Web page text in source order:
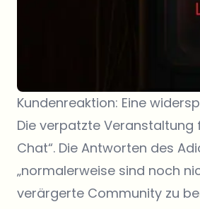
Kundenreaktion: Eine
Die verpatzte Veranstaltung
Chat“. Die Antworten des
„normalerweise sind noch
verärgerte Community zu